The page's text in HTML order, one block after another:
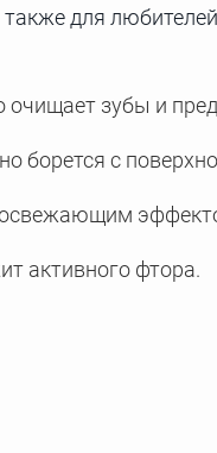
для
очищает зубы и
борется с
активного фтора.